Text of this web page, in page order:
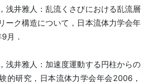
浅井雅人：乱流くさびにおける乱流層
ーク構造について，日本流体力学会年
月．
浅井雅人：加速度運動する円柱からの
的研究，日本流体力学会年会2006，